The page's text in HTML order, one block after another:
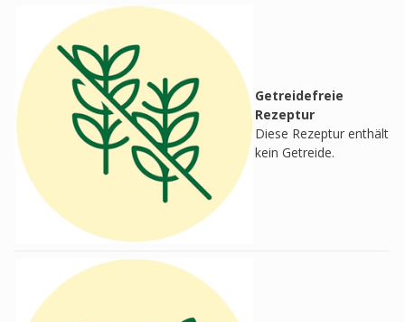
Getreidefreie
Rezeptur
Diese Rezeptur enthält
kein Getreide.